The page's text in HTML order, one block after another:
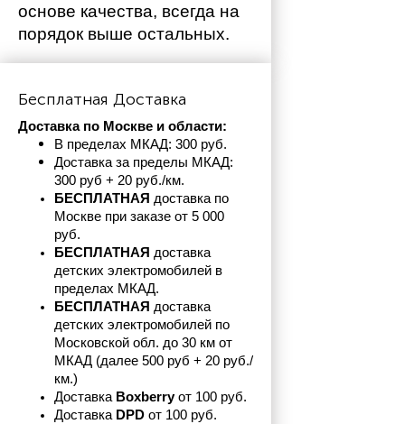
основе качества, всегда на
порядок выше остальных.
Бесплатная Доставка
Доставка по Москве и области:
В пределах МКАД: 300 руб.
Доставка за пределы МКАД:
300 руб + 20 руб./км.
БЕСПЛАТНАЯ доставка по
Москве при заказе от 5 000
руб.
БЕСПЛАТНАЯ доставка
детских электромобилей в
пределах МКАД.
БЕСПЛАТНАЯ доставка
детских электромобилей по
Московской обл. до 30 км от
МКАД (далее 500 руб + 20 руб./
км.)
Доставка Boxberry от 100 руб.
Доставка DPD от 100 руб.